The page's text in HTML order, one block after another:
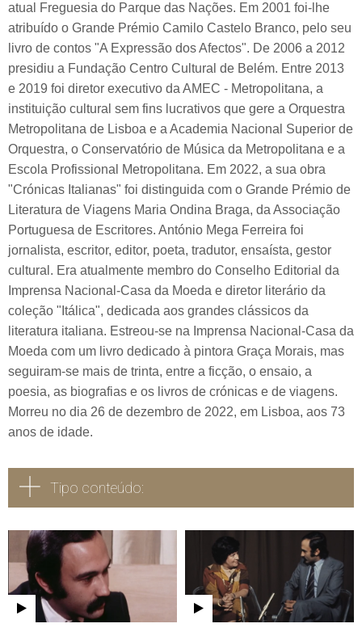
atual Freguesia do Parque das Nações. Em 2001 foi-lhe
atribuído o Grande Prémio Camilo Castelo Branco, pelo seu
livro de contos "A Expressão dos Afectos". De 2006 a 2012
presidiu a Fundação Centro Cultural de Belém. Entre 2013
e 2019 foi diretor executivo da AMEC - Metropolitana, a
instituição cultural sem fins lucrativos que gere a Orquestra
Metropolitana de Lisboa e a Academia Nacional Superior de
Orquestra, o Conservatório de Música da Metropolitana e a
Escola Profissional Metropolitana. Em 2022, a sua obra
"Crónicas Italianas" foi distinguida com o Grande Prémio de
Literatura de Viagens Maria Ondina Braga, da Associação
Portuguesa de Escritores. António Mega Ferreira foi
jornalista, escritor, editor, poeta, tradutor, ensaísta, gestor
cultural. Era atualmente membro do Conselho Editorial da
Imprensa Nacional-Casa da Moeda e diretor literário da
coleção "Itálica", dedicada aos grandes clássicos da
literatura italiana. Estreou-se na Imprensa Nacional-Casa da
Moeda com um livro dedicado à pintora Graça Morais, mas
seguiram-se mais de trinta, entre a ficção, o ensaio, a
poesia, as biografias e os livros de crónicas e de viagens.
Morreu no dia 26 de dezembro de 2022, em Lisboa, aos 73
anos de idade.
Tipo conteúdo:
Todos Vídeo Áudio